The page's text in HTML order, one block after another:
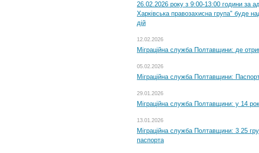
26.02.2026 року з 9:00-13:00 години за
Харківська правозахисна група" буде
дій
12.02.2026
Міграційна служба Полтавщини: де
05.02.2026
Міграційна служба Полтавщини:
29.01.2026
Міграційна служба Полтавщини: у 14
13.01.2026
Міграційна служба Полтавщини: 3 25
паспорта